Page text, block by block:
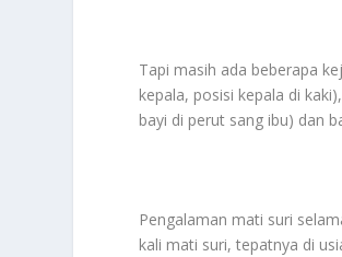
Tapi masih ada beberapa
kepala, posisi kepala di
bayi di perut sang ibu) dan
Pengalaman mati suri
kali mati suri, tepatnya di